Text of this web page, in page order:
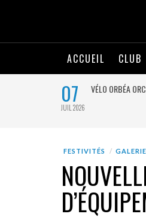
ACCUEIL CLUB
07
JUIL 2026
VÉLO ORBÉA
FESTIVITÉS